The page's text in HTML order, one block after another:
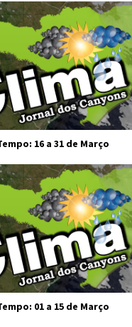
16 a 31 de Março
01 a 15 de Março